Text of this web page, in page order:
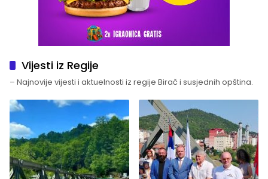
Vijesti iz Regije
– Najnovije vijesti i aktuelnosti iz regije Birač i susjednih opština.